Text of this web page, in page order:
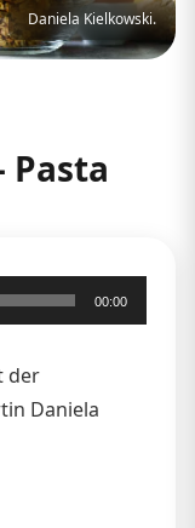
Daniela Kielkowski.
Pasta
00:00
der
Daniela